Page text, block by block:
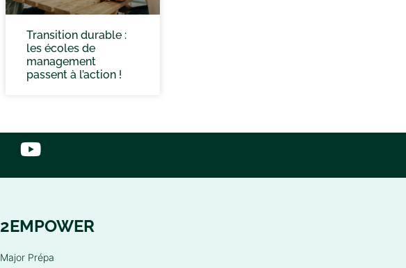
Transition durable :
les écoles de
management
passent à l’action !
2EMPOWER
Major Prépa